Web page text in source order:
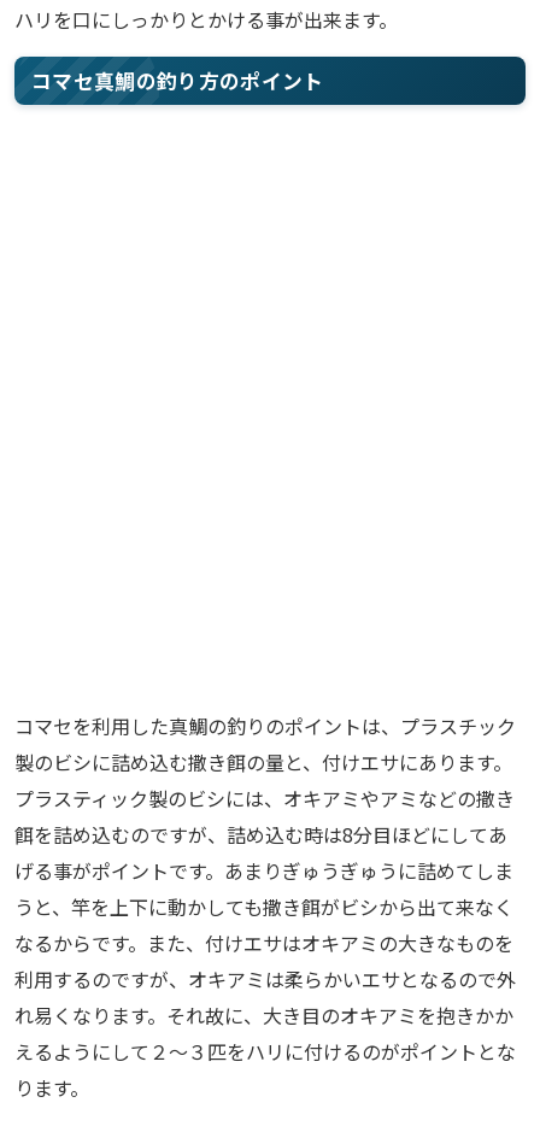
ハリを口にしっかりとかける事が出来ます。
コマセ真鯛の釣り方のポイント
コマセを利用した真鯛の釣りのポイントは、プラスチック
製のビシに詰め込む撒き餌の量と、付けエサにあります。
プラスティック製のビシには、オキアミやアミなどの撒き
餌を詰め込むのですが、詰め込む時は8分目ほどにしてあ
げる事がポイントです。あまりぎゅうぎゅうに詰めてしま
うと、竿を上下に動かしても撒き餌がビシから出て来なく
なるからです。また、付けエサはオキアミの大きなものを
利用するのですが、オキアミは柔らかいエサとなるので外
れ易くなります。それ故に、大き目のオキアミを抱きかか
えるようにして２～３匹をハリに付けるのがポイントとな
ります。